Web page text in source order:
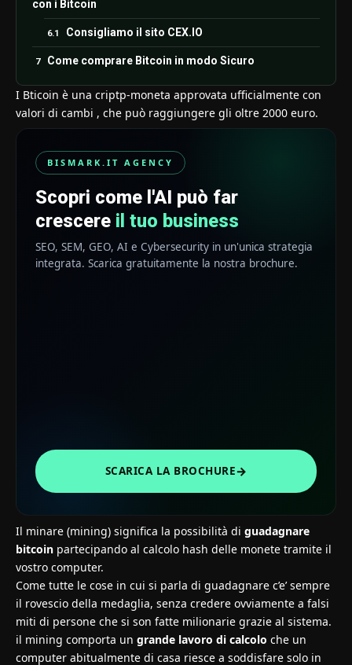
con i Bitcoin
Consigliamo il sito CEX.IO
Come comprare Bitcoin in modo Sicuro
I Bticoin è una criptp-moneta approvata ufficialmente con
valori di cambi , che può raggiungere gli oltre 2000 euro.
BISMARK.IT AGENCY
Scopri come l'AI può far
crescere il tuo business
SEO, SEM, GEO, AI e Cybersecurity in un'unica strategia
integrata. Scarica gratuitamente la nostra brochure.
SCARICA LA BROCHURE→
Il minare (mining) significa la possibilità di guadagnare
bitcoin partecipando al calcolo hash delle monete tramite il
vostro computer.
Come tutte le cose in cui si parla di guadagnare c’e’ sempre
il rovescio della medaglia, senza credere ovviamente a falsi
miti di persone che si son fatte milionarie grazie al sistema.
il mining comporta un grande lavoro di calcolo che un
computer abitualmente di casa riesce a soddisfare solo in